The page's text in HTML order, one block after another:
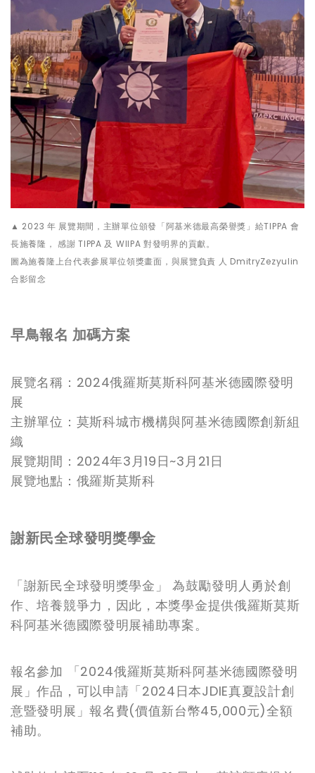
▲ 2023 年 展覽期間，主辦單位頒發「阿基米德最高榮譽獎」給TIPPA 會
長施養隆， 感謝 TIPPA 及 WIIPA 對發明界的貢獻。
圖為施養隆上台代表參展單位領獎畫面，與展覽負責 人 DmitryZezyulin
合影留念
早鳥報名 加碼方案
展覽名稱：2024俄羅斯莫斯科阿基米德國際發明
展
主辦單位：莫斯科城市機構與阿基米德國際創新組
織
展覽期間：2024年3月19日~3月21日
展覽地點：俄羅斯莫斯科
謝新民全球發明獎學金
「謝新民全球發明獎學金」 為鼓勵發明人勇於創
作、培養競爭力，因此，本獎學金提供俄羅斯莫斯
科阿基米德國際發明展補助專案。
報名參加 「2024俄羅斯莫斯科阿基米德國際發明
展」作品，可以申請「2024日本JDIE真夏設計創
意暨發明展」報名費(價值新台幣45,000元)全額
補助。